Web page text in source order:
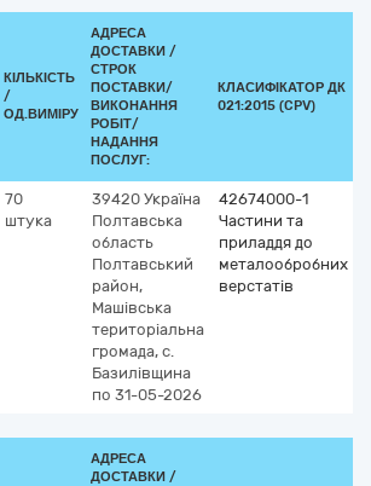
КІЛЬКІСТЬ
/
ОД.ВИМІРУ
АДРЕСА
ДОСТАВКИ /
СТРОК
ПОСТАВКИ/
ВИКОНАННЯ
РОБІТ/
НАДАННЯ
ПОСЛУГ:
КЛАСИФІКАТОР ДК
021:2015 (CPV)
70
штука
39420 Україна
Полтавська
область
Полтавський
район,
Машівська
територіальна
громада, с.
Базилівщина
по 31-05-2026
42674000-1
Частини та
приладдя до
металообробних
верстатів
АДРЕСА
ДОСТАВКИ /